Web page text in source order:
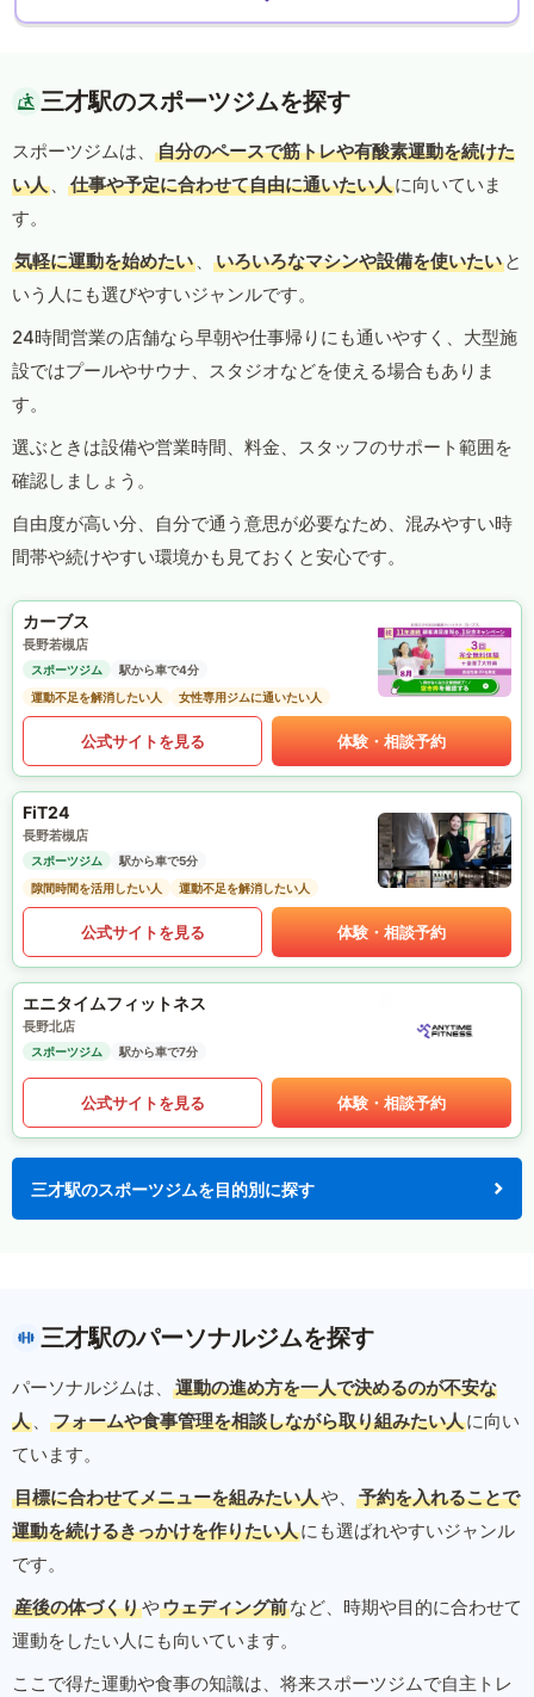
三才駅のスポーツジムを探す
スポーツジムは、
自分のペースで筋トレや有酸素運動を続けた
い人 、 仕事や予定に合わせて自由に通いたい人に向いていま
す。
気軽に運動を始めたい 、 いろいろなマシンや設備を使いたい と
いう人にも選びやすいジャンルです。
24時間営業の店舗なら早朝や仕事帰りにも通いやすく、大型施
設ではプールやサウナ、スタジオなどを使える場合もありま
す。
選ぶときは設備や営業時間、料金、スタッフのサポート範囲を
確認しましょう。
自由度が高い分、自分で通う意思が必要なため、混みやすい時
間帯や続けやすい環境かも見ておくと安心です。
カーブス
長野若槻店
スポーツジム
駅から車で4分
運動不足を解消したい人
女性専用ジムに通いたい人
公式サイトを見る 体験・相談予約
FiT24
長野若槻店
スポーツジム
駅から車で5分
隙間時間を活用したい人
運動不足を解消したい人
公式サイトを見る 体験・相談予約
エニタイムフィットネス
長野北店
スポーツジム 駅から車で7分
公式サイトを見る 体験・相談予約
三才駅のスポーツジムを目的別に探す
三才駅のパーソナルジムを探す
パーソナルジムは、
運動の進め方を一人で決めるのが不安な
人 、 フォームや食事管理を相談しながら取り組みたい人に向い
ています。
目標に合わせてメニューを組みたい人や、
予約を入れることで
運動を続けるきっかけを作りたい人にも選ばれやすいジャンル
です。
産後の体づくりやウェディング前など、時期や目的に合わせて
運動をしたい人にも向いています。
ここで得た運動や食事の知識は、将来スポーツジムで自主トレ